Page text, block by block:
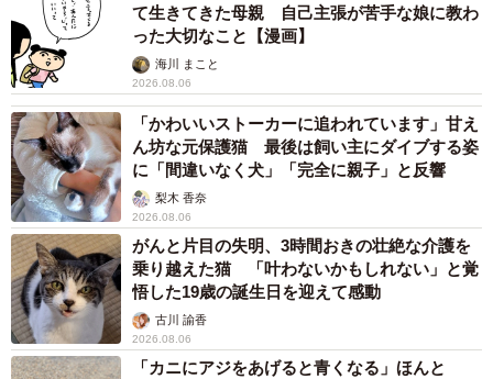
て生きてきた母親 自己主張が苦手な娘に教わ
った大切なこと【漫画】
海川 まこと
2026.08.06
「かわいいストーカーに追われています」甘え
ん坊な元保護猫 最後は飼い主にダイブする姿
に「間違いなく犬」「完全に親子」と反響
梨木 香奈
2026.08.06
がんと片目の失明、3時間おきの壮絶な介護を
乗り越えた猫 「叶わないかもしれない」と覚
悟した19歳の誕生日を迎えて感動
古川 諭香
2026.08.06
「カニにアジをあげると青くなる」ほんと